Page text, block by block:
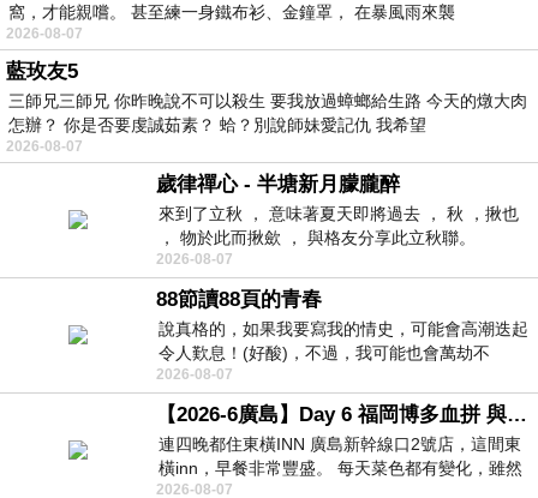
窩，才能親嚐。 甚至練一身鐵布衫、金鐘罩， 在暴風雨來襲
2026-08-07
藍玫友5
三師兄三師兄 你昨晚說不可以殺生 要我放過蟑螂給生路 今天的燉大肉
怎辦？ 你是否要虔誠茹素？ 蛤？別說師妹愛記仇 我希望
2026-08-07
歲律禪心 - 半塘新月朦朧醉
來到了立秋 ， 意味著夏天即將過去 ， 秋 ，揪也
， 物於此而揪歛 ， 與格友分享此立秋聯。
2026-08-07
88節讀88頁的青春
說真格的，如果我要寫我的情史，可能會高潮迭起
令人歎息！(好酸)，不過，我可能也會萬劫不
復...，每天跪鍵盤還是被判了花心的罪
2026-08-07
【2026-6廣島】Day 6 福岡博多血拼 與機場接送少年司機深夜對談
連四晚都住東橫INN 廣島新幹線口2號店，這間東
橫inn，早餐非常豐盛。 每天菜色都有變化，雖然
看到工作人員拿出料理包加熱，但
2026-08-07